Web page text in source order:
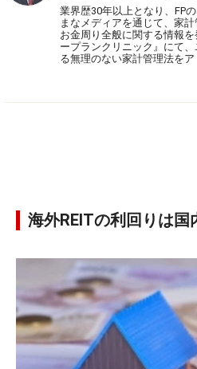
業界歴30年以上となり、FP
まなメディアを通じて、家
お金周り全般に関する情報
ープランクリニック』にて
る無理のない家計管理法をア
海外REITの利回りは国